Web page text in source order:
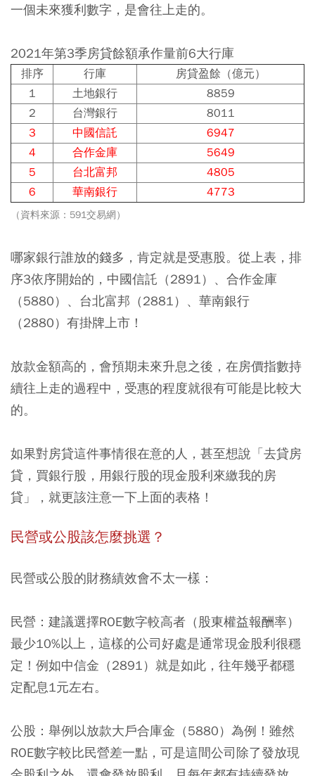
一個未來獲利數字，是會往上走的。
2021年第3季房貸餘額承作量前6大行庫
排序 行庫
房貸盈餘（億元）
1
土地銀行
8859
2
台灣銀行
8011
3
中國信託
6947
4
合作金庫
5649
5
台北富邦
4805
6
華南銀行 4773
（資料來源：591交易網）
哪家銀行誰放的錢多，肯定就是受惠股。從上表，排
序3依序開始的， 中國信託（2891）、合作金庫
（5880）、台北富邦（2881）、華南銀行
（2880） 有掛牌上市！
放款金額高的，會預期未來升息之後，在房價指數持
續往上走的過程中，受惠的程度就很有可能是比較大
的。
如果對房貸這件事情很在意的人，甚至想說「去貸房
貸，買銀行股，用銀行股的現金股利來繳我的房
貸」，就更該注意一下上面的表格！
民營或公股該怎麼挑選？
民營或公股的財務績效會不太一樣：
民營： 建議選擇ROE數字較高者（股東權益報酬率）
最少10%以上，這樣的公司好處是通常現金股利很穩
定！例如中信金（2891）就是如此，往年幾乎都穩
定配息1元左右。
公股： 舉例以放款大戶合庫金（5880）為例！雖然
ROE數字較比民營差一點，可是這間公司除了發放現